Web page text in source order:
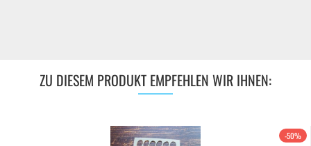
ZU DIESEM PRODUKT EMPFEHLEN WIR IHNEN:
-50%